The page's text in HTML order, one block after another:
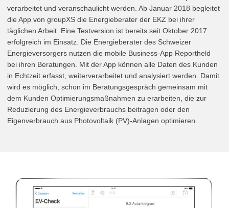
verarbeitet und veranschaulicht werden. Ab Januar 2018 begleitet
die App von groupXS die Energieberater der EKZ bei ihrer
täglichen Arbeit. Eine Testversion ist bereits seit Oktober 2017
erfolgreich im Einsatz. Die Energieberater des Schweizer
Energieversorgers nutzen die mobile Business-App Reportheld
bei ihren Beratungen. Mit der App können alle Daten des Kunden
in Echtzeit erfasst, weiterverarbeitet und analysiert werden. Damit
wird es möglich, schon im Beratungsgespräch gemeinsam mit
dem Kunden Optimierungsmaßnahmen zu erarbeiten, die zur
Reduzierung des Energieverbrauchs beitragen oder den
Eigenverbrauch aus Photovoltaik (PV)-Anlagen optimieren.